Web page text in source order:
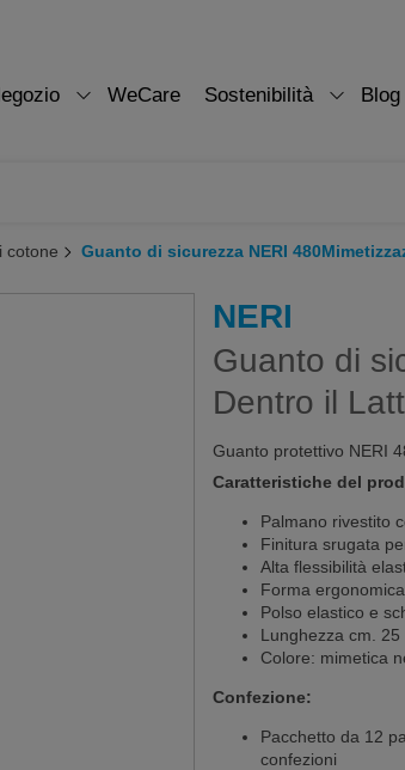
WeCare Sostenibilità Blog
cotone Guanto di sicurezza NERI
NERI
Guanto di
Dentro il
Guanto protettivo NERI
Caratteristiche del
Palmano rivestito
Finitura srugata
Alta flessibilità
Forma
Polso elastico e
Lunghezza cm.
Colore: mimetica
Confezione:
Pacchetto da 12
confezioni